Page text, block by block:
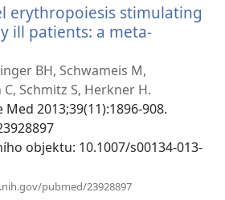
erythropoiesis stimulating
ill patients: a meta-
BH, Schwameis M,
Schmitz S, Herkner H.
Med 2013;39(11):1896-908.
objektu‎: 10.1007/s00134-013-
pubmed/23928897